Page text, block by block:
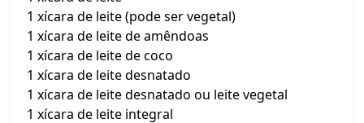
1 xícara de leite (pode ser vegetal)
1 xícara de leite de amêndoas
1 xícara de leite de coco
1 xícara de leite desnatado
1 xícara de leite desnatado ou leite vegetal
1 xícara de leite integral